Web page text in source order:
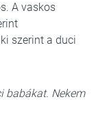
A vaskos
szerint a duci
babákat. Nekem